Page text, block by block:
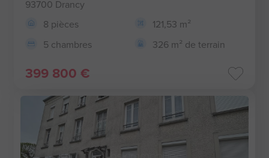
93700 Drancy
8 pièces
121,53 m²
5 chambres
326 m² de terrain
399 800 €